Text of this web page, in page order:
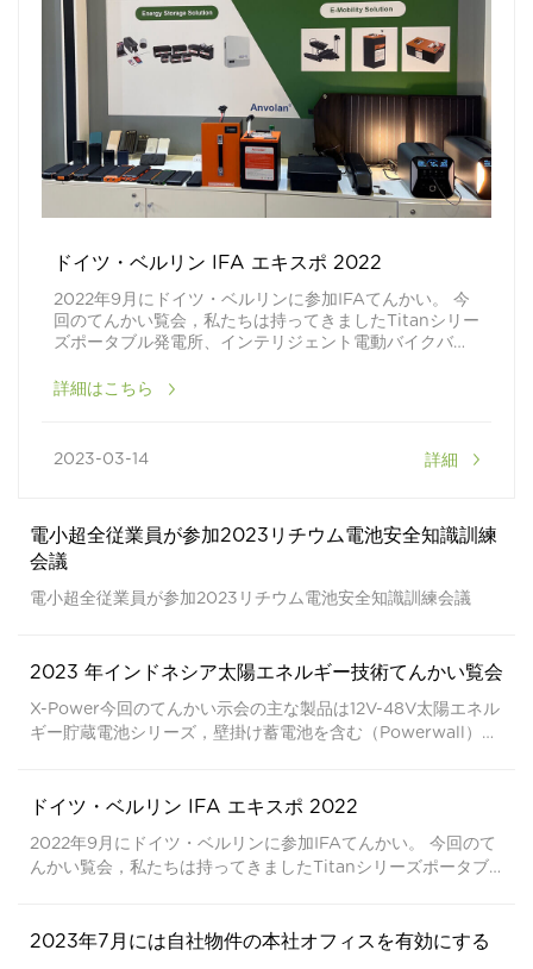
ドイツ・ベルリン IFA エキスポ 2022
2022年9月にドイツ・ベルリンに参加IFAてんかい。 今
回のてんかい覧会，私たちは持ってきましたTitanシリー
ズポータブル発電所、インテリジェント電動バイクバッ
所はお客様に人気があります。タイタンシリーズポータ
2，全シリーズにサムスンを採用21700電気コアとA123
りん酸鉄リチウム電池，サイクル寿命が長くなる，安全
書4。 軽量化ABSふくごうざいりょう，戸外作業は携帯
に便利である，マシン全体の軽量化5。 豊富な出力ポー
DC、USB Type-Cしゅつりょく6。
詳細はこちら
2023-03-14 詳細
電小超全従業員が参加2023リチウム電池安全知識訓練
会議
電小超全従業員が参加2023リチウム電池安全知識訓練会議
2023 年インドネシア太陽エネルギー技術てんかい覧会
X-Power今回のてんかい示会の主な製品は12V-48V太陽エネル
ギー貯蔵電池シリーズ，壁掛け蓄電池を含む（Powerwall）ス
客はエネルギー貯蔵電池のインテリジェント化を重視してい
来，インドネシア市場により優れた品質を提供します、環境に
配慮、よりインテリジェントな太陽電池製品。インドネシア
生可能エネルギー発電所と361チワワの容量または容量超過
ドイツ・ベルリン IFA エキスポ 2022
2022年9月にドイツ・ベルリンに参加IFAてんかい。 今回のて
んかい覧会，私たちは持ってきましたTitanシリーズポータブ
ます。タイタンシリーズポータブル発電所の特徴：1。 全シリ
2023年7月には自社物件の本社オフィスを有効にする